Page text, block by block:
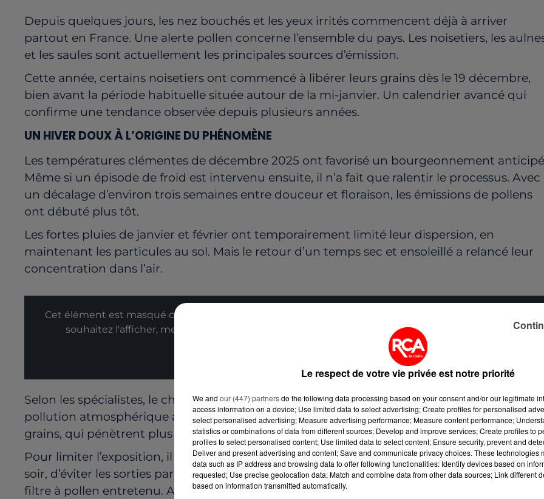
Depuis quelques jours, les nez bouchés et les yeux irrités commencent déjà à arriver
partout en France. Une alerte pollen concerne l’ensemble du pays. Les noisetiers, les
et les saules sont actuellement les principales sources d’émission.
Cette année, certains noisetiers ont commencé à libérer leurs grains dès le 19 décembre,
bien avant la période habituelle située autour de la mi-janvier. Un calendrier avancé qui
confirme une tendance observée depuis plusieurs années.
UN HIVER DOUX À L’ORIGINE DU PHÉNOMÈNE
Les températures clémentes de décembre 2025 ont favorisé un bourgeonnement
Même si un épisode de froid est intervenu ensuite, il n’a fait que ralentir le processus. Avec
un décalage d’environ trois semaines entre douceur et floraison, les émissions de pollens
ont débuté plus tôt.
Les fortes pluies de janvier et février ont temporairement limité leur dispersion, en
maintenant les particules au sol. Mais le retour d’un temps sec et ensoleillé a relancé leur
concentration dans l’air.
Cet élément est masqué compte-tenu du refus du dépôt de cookies que vous avez exprimé. Si vous
souhaitez l'afficher, merci de nous donner votre accord en cliquant sur le bouton ci-dessous.
Selon les spécialistes, le changement climatique allonge et avance les saisons polliniques.
pollution atmosphérique aggrave également les réactions allergiques en fragmentant les
grains, qui pénètrent plus facilement dans les voies respiratoires.
Pour limiter l’exposition, il est recommandé d’aérer son logement tôt le matin ou tard le
soir, d’éviter les sorties par temps venteux et de garder les vitres fermées en voiture avec
filtre à pollen entretenu. Après une sortie, mieux vaut se changer, laver ses vêtements et
Le respect de votre vie privée est notre priorité
We and our (447) partnersdo the following data processing based on your consent and/or our legitimate
access information on a device; Use limited data to select advertising; Create profiles for personalised
select personalised advertising; Measure advertising performance; Measure content performance;
statistics or combinations of data from different sources; Develop and improve services; Create profiles to
profiles to select personalised content; Use limited data to select content; Ensure security, prevent and
Deliver and present advertising and content; Save and communicate privacy choices. These technologies
data such as IP address and browsing data to offer following functionalities: Identify devices based on
requested; Use precise geolocation data; Match and combine data from other data sources; Link different
based on information transmitted automatically.